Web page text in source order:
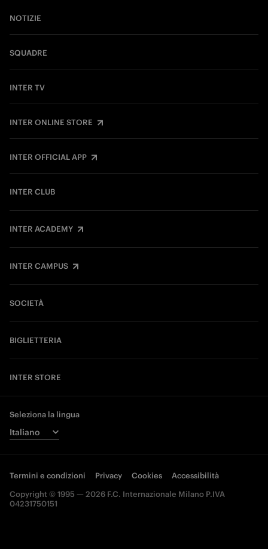
NOTIZIE
SQUADRE
INTER TV
INTER ONLINE STORE
INTER OFFICIAL APP
INTER CLUB
INTER ACADEMY
INTER CAMPUS
SOCIETÀ
BIGLIETTERIA
INTER STORE
Seleziona la lingua
Termini e condizioni Privacy Cookies
Accessibilità
Copyright © 1995 — 2026 F.C. Internazionale Milano P.IVA
04231750151